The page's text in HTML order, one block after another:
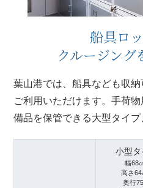
船具ロ
クルージング
葉山港では、船具なども収
ご利用いただけます。手荷
備品を保管できる大型タイプ
小型タ
幅68
高さ64
奥行